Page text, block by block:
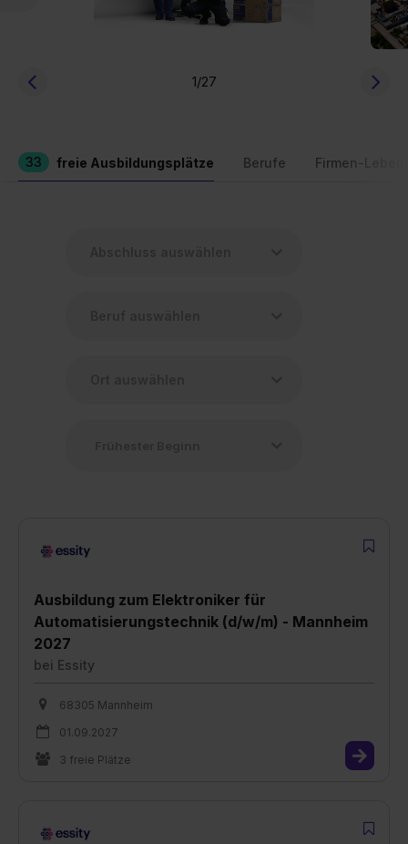
1/27
33 freie Ausbildungsplätze Berufe Firmen-
Ausbildung zum Elektroniker für
Automatisierungstechnik (d/w/m) - Mannheim
2027
bei Essity
68305 Mannheim
01.09.2027
3 freie Plätze